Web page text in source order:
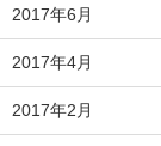
2017年6月
2017年4月
2017年2月